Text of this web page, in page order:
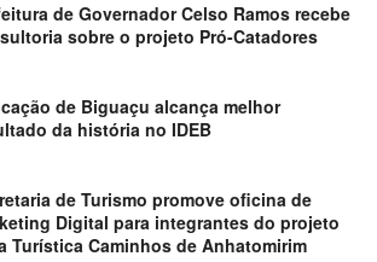
de Governador Celso Ramos recebe
sobre o projeto Pró-Catadores
de Biguaçu alcança melhor
da história no IDEB
de Turismo promove oficina de
Digital para integrantes do projeto
Turística Caminhos de Anhatomirim